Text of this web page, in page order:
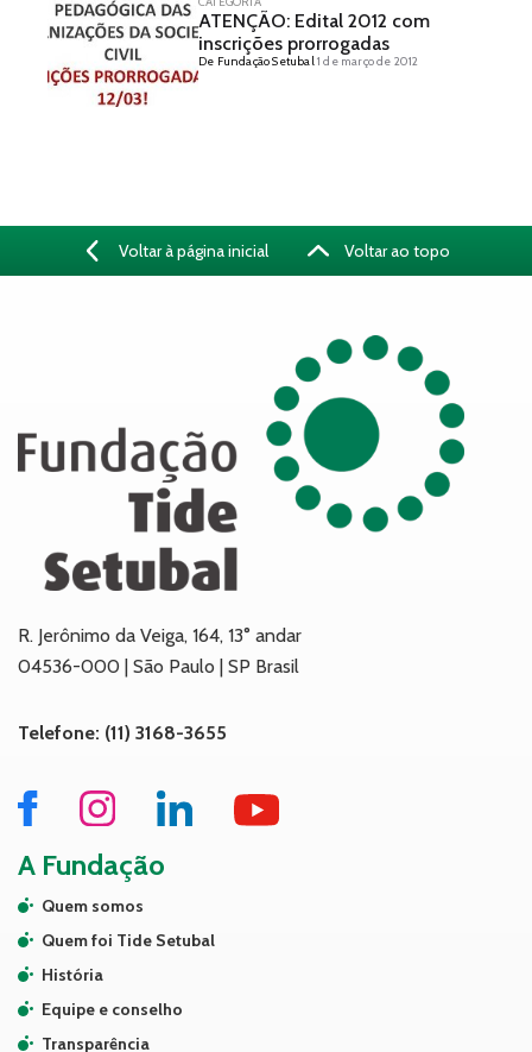
ATENÇÃO: Edital 2012 com
inscrições prorrogadas
De Fundação Setubal1 de março de 2012
Voltar à página inicial Voltar ao topo
R. Jerônimo da Veiga, 164, 13° andar
04536-000 | São Paulo | SP Brasil
Telefone: (11) 3168-3655
A Fundação
Quem somos
Quem foi Tide Setubal
História
Equipe e conselho
Transparência